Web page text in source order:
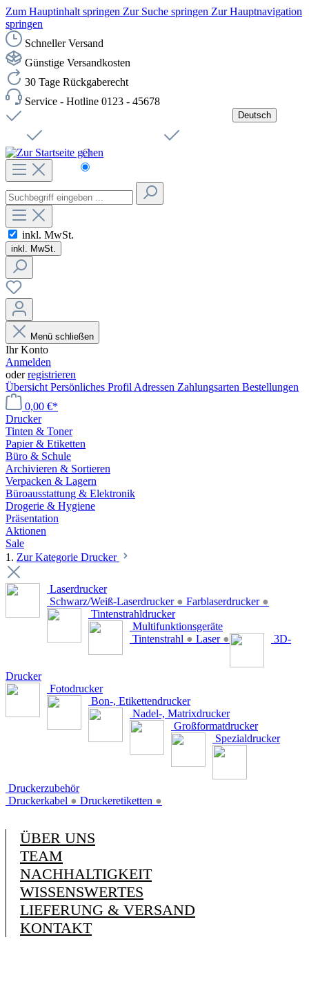
Zum Hauptinhalt springen Zur Suche springen Zur Hauptnavigation
springen
Schneller Versand
Günstige Versandkosten
30 Tage Rückgaberecht
Service - Hotline 0123 - 45678
Deutsch
Čeština
inkl. MwSt.
inkl. MwSt.
Menü schließen
Ihr Konto
Anmelden
oderregistrieren
Übersicht Persönliches Profil Adressen Zahlungsarten Bestellungen
0,00 €*
Drucker
Tinten & Toner
Papier & Etiketten
Büro & Schule
Archivieren & Sortieren
Verpacken & Lagern
Büroausstattung & Elektronik
Drogerie & Hygiene
Präsentation
Aktionen
Sale
1. Zur Kategorie Drucker
Laserdrucker
Schwarz/Weiß-Laserdrucker ● Farblaserdrucker ●
Tintenstrahldrucker
Multifunktionsgeräte
Tintenstrahl ● Laser ● 3D-
Drucker
Fotodrucker
Bon-, Etikettendrucker
Nadel-, Matrixdrucker
Großformatdrucker
Spezialdrucker
Druckerzubehör
Druckerkabel ● Druckeretiketten ●
ÜBER UNS
TEAM
NACHHALTIGKEIT
WISSENSWERTES
LIEFERUNG & VERSAND
KONTAKT